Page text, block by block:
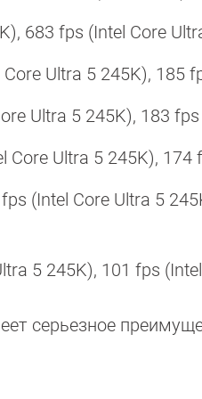
683 fps (Intel Core
Ultra 5 245K), 185
Ultra 5 245K), 183
Ultra 5 245K), 174
(Intel Core Ultra 5
5 245K), 101 fps
серьезное